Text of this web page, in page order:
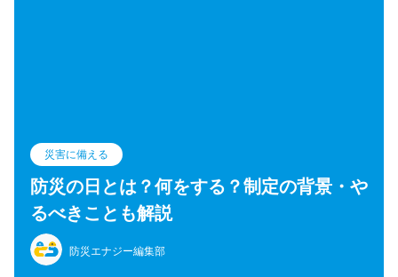
災害に備える
防災の日とは？何をする？制定の背景・や
るべきことも解説
防災エナジー編集部